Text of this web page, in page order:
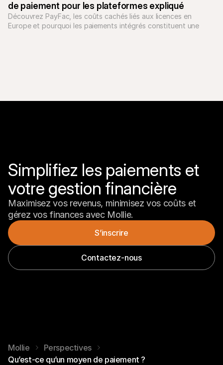
de paiement pour les plateformes expliqué
Découvrez PayFac, les coûts cachés liés aux licences en
Europe et pourquoi les paiements intégrés constituent une
Simplifiez les paiements et
votre gestion financière
Maximisez vos revenus, minimisez vos coûts et
gérez vos finances avec Mollie.
S’inscrire
Contactez-nous
Mollie
Perspectives
Qu’est-ce qu’un moyen de paiement ?